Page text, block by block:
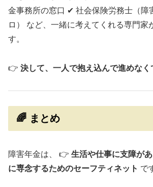
金事務所の窓口 ✔ 社会保険労務士（障
ロ） など、一緒に考えてくれる専門家
す。
👉 決して、一人で抱え込んで進めなく
🌈 まとめ
障害年金は、 👉 生活や仕事に支障が
に専念するためのセーフティネット で